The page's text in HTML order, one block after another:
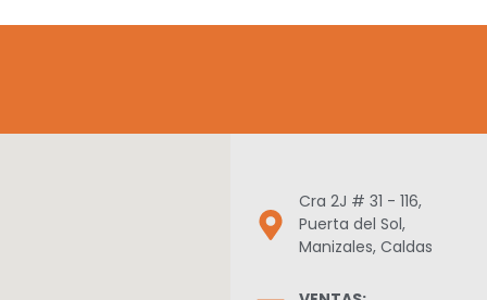
Cra 2J # 31 - 116,
Puerta del Sol,
Manizales, Caldas